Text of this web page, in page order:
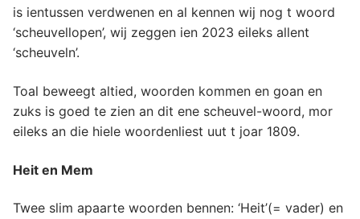
is ientussen verdwenen en al kennen wij nog t woord
‘scheuvellopen’, wij zeggen ien 2023 eileks allent
‘scheuveln’.
Toal beweegt altied, woorden kommen en goan en
zuks is goed te zien an dit ene scheuvel-woord, mor
eileks an die hiele woordenliest uut t joar 1809.
Heit en Mem
Twee slim apaarte woorden bennen: ‘Heit’(= vader) en